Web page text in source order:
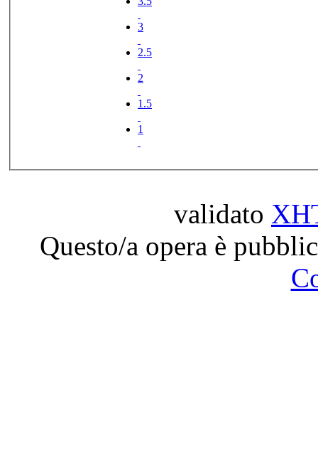
3
2.5
2
1.5
1
validato
Questo/a opera è